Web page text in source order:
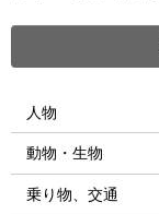
人物
動物・生物
乗り物、交通